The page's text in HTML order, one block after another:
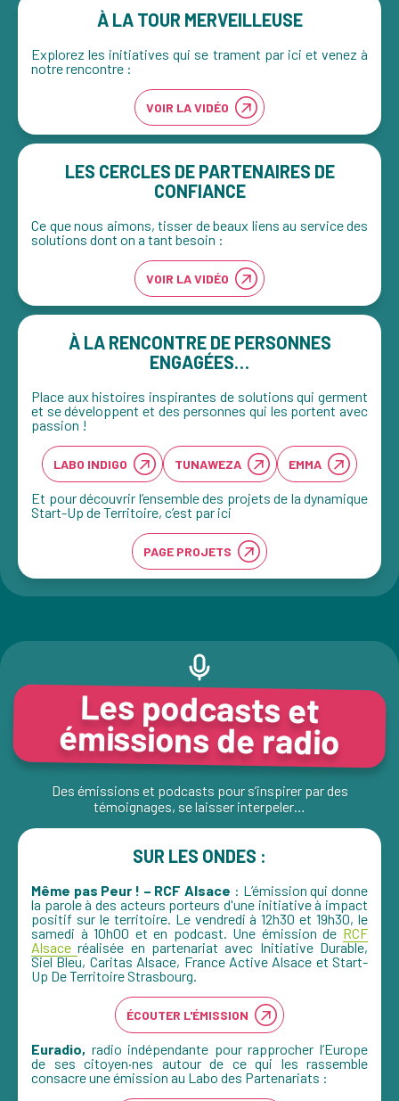
À LA TOUR MERVEILLEUSE
Explorez les initiatives qui se trament par ici et venez à
notre rencontre :
VOIR LA VIDÉO
LES CERCLES DE PARTENAIRES DE
CONFIANCE
Ce que nous aimons, tisser de beaux liens au service des
solutions dont on a tant besoin :
VOIR LA VIDÉO
À LA RENCONTRE DE PERSONNES
ENGAGÉES…
Place aux histoires inspirantes de solutions qui germent
et se développent et des personnes qui les portent avec
passion !
LABO INDIGO TUNAWEZA EMMA
Et pour découvrir l’ensemble des projets de la dynamique
Start-Up de Territoire, c’est par ici
PAGE PROJETS
Les podcasts et
émissions de radio
Des émissions et podcasts pour s’inspirer par des
témoignages, se laisser interpeler…
SUR LES ONDES :
Même pas Peur ! – RCF Alsace : L’émission qui donne
la parole à des acteurs porteurs d'une initiative à impact
positif sur le territoire. Le vendredi à 12h30 et 19h30, le
samedi à 10h00 et en podcast. Une émission de RCF
Alsaceréalisée en partenariat avec Initiative Durable,
Siel Bleu, Caritas Alsace, France Active Alsace et Start-
Up De Territoire Strasbourg.
ÉCOUTER L'ÉMISSION
Euradio, radio indépendante pour rapprocher l’Europe
de ses citoyen·nes autour de ce qui les rassemble
consacre une émission au Labo des Partenariats :